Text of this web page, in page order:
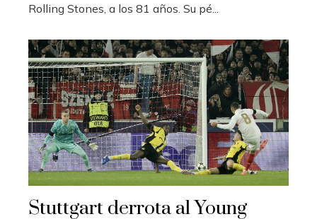
Rolling Stones, a los 81 años. Su pé...
Stuttgart derrota al Young